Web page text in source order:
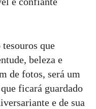
que
beleza e
de fotos, será um
ficará guardado
e de sua